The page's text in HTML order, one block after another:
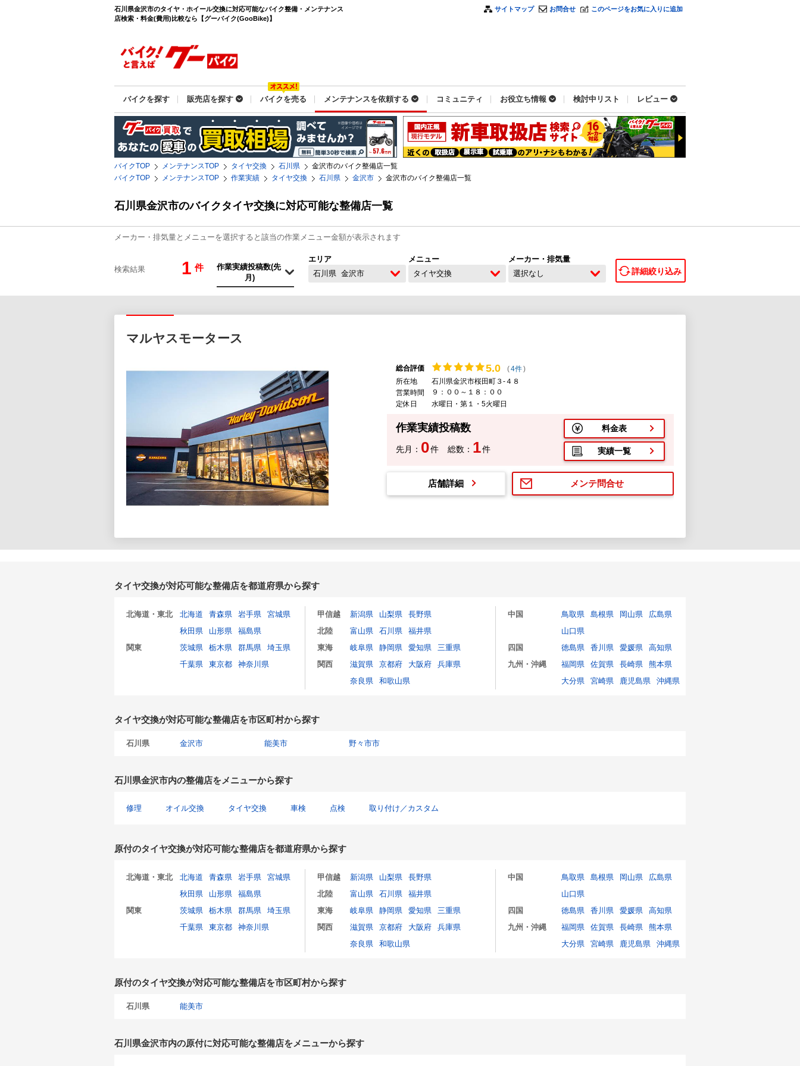
石川県金沢市のタイヤ・ホイール交換に対応可能なバイク整備・メンテナンス
店検索・料金(費用)比較なら【グーバイク(GooBike)】
サイトマップ お問合せ このページをお気に入りに追加
バイクを探す 販売店を探す バイクを売る メンテナンスを依頼する コミュニティ お役立ち情報 検討中リスト レビュー
バイクTOP メンテナンスTOP タイヤ交換 石川県
金沢市のバイク整備店一覧
バイクTOP
メンテナンスTOP 作業実績 タイヤ交換 石川県 金沢市 金沢市のバイク整備店一覧
石川県金沢市のバイクタイヤ交換に対応可能な整備店一覧
メーカー・排気量とメニューを選択すると該当の作業メニュー金額が表示されます
検索結果 1 件
エリア
石川県 金沢市
メニュー
タイヤ交換
メーカー・排気量
選択なし
詳細絞り込み
マルヤスモータース
総合評価 5.0 (4件)
所在地
石川県金沢市桜田町３-４８
営業時間
９：００～１８：００
定休日
水曜日・第１・5火曜日
作業実績投稿数
先月： 0件 総数： 1件
料金表
実績一覧
メンテ問合せ
店舗詳細
タイヤ交換が対応可能な整備店を都道府県から探す
北海道・東北 北海道 青森県 岩手県
宮城県
秋田県
山形県
福島県
関東
茨城県 栃木県 群馬県
埼玉県
千葉県
東京都 神奈川県
甲信越 新潟県 山梨県
長野県
北陸
富山県 石川県
福井県
東海
岐阜県 静岡県 愛知県
三重県
関西
滋賀県 京都府 大阪府
兵庫県
奈良県
和歌山県
中国 鳥取県 島根県 岡山県
広島県
山口県
四国
徳島県 香川県 愛媛県
高知県
九州・沖縄
福岡県 佐賀県 長崎県
熊本県
大分県
宮崎県 鹿児島県 沖縄県
タイヤ交換が対応可能な整備店を市区町村から探す
石川県 金沢市 能美市 野々市市
石川県金沢市内の整備店をメニューから探す
修理 オイル交換 タイヤ交換 車検 点検 取り付け／カスタム
原付のタイヤ交換が対応可能な整備店を都道府県から探す
北海道・東北 北海道 青森県 岩手県
宮城県
秋田県
山形県
福島県
関東
茨城県 栃木県 群馬県
埼玉県
千葉県
東京都 神奈川県
甲信越 新潟県 山梨県
長野県
北陸
富山県 石川県
福井県
東海
岐阜県 静岡県 愛知県
三重県
関西
滋賀県 京都府 大阪府
兵庫県
奈良県
和歌山県
中国 鳥取県 島根県 岡山県
広島県
山口県
四国
徳島県 香川県 愛媛県
高知県
九州・沖縄
福岡県 佐賀県 長崎県
熊本県
大分県
宮崎県 鹿児島県 沖縄県
原付のタイヤ交換が対応可能な整備店を市区町村から探す
石川県 能美市
石川県金沢市内の原付に対応可能な整備店をメニューから探す